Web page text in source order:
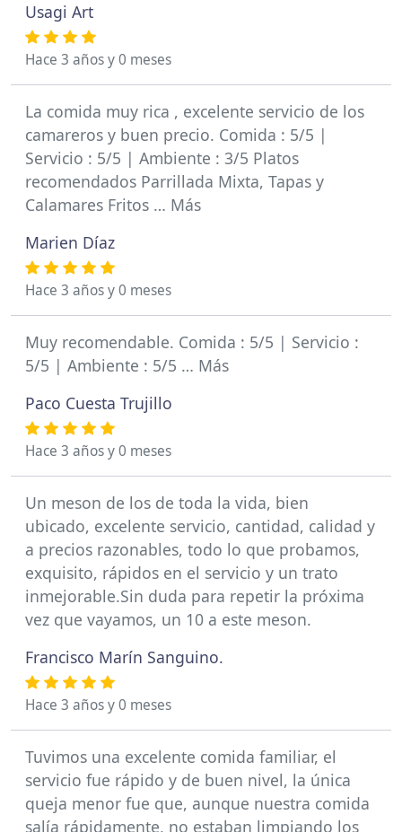
Usagi Art
Hace 3 años y 0 meses
La comida muy rica , excelente servicio de los
camareros y buen precio. Comida : 5/5 |
Servicio : 5/5 | Ambiente : 3/5 Platos
recomendados Parrillada Mixta, Tapas y
Calamares Fritos … Más
Marien Díaz
Hace 3 años y 0 meses
Muy recomendable. Comida : 5/5 | Servicio :
5/5 | Ambiente : 5/5 … Más
Paco Cuesta Trujillo
Hace 3 años y 0 meses
Un meson de los de toda la vida, bien
ubicado, excelente servicio, cantidad, calidad y
a precios razonables, todo lo que probamos,
exquisito, rápidos en el servicio y un trato
inmejorable.Sin duda para repetir la próxima
vez que vayamos, un 10 a este meson.
Francisco Marín Sanguino.
Hace 3 años y 0 meses
Tuvimos una excelente comida familiar, el
servicio fue rápido y de buen nivel, la única
queja menor fue que, aunque nuestra comida
salía rápidamente, no estaban limpiando los